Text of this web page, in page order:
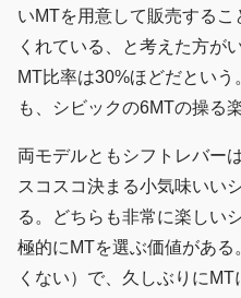
いMTを用意して販売する
くれている、と考えた方が
MT比率は30%ほどだとい
も、シビックの6MTの操る
両モデルともシフトレバー
スコスコ決まる小気味いい
る。どちらも非常に楽しい
極的にMTを選ぶ価値があ
くない）で、久しぶりに